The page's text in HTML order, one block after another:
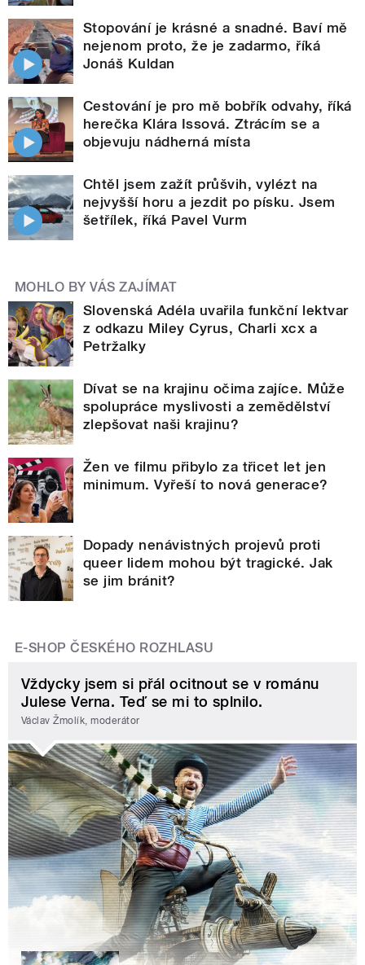
Stopování je krásné a snadné. Baví mě
nejenom proto, že je zadarmo, říká
Jonáš Kuldan
Cestování je pro mě bobřík odvahy, říká
herečka Klára Issová. Ztrácím se a
objevuju nádherná místa
Chtěl jsem zažít průšvih, vylézt na
nejvyšší horu a jezdit po písku. Jsem
šetřílek, říká Pavel Vurm
MOHLO BY VÁS ZAJÍMAT
Slovenská Adéla uvařila funkční lektvar
z odkazu Miley Cyrus, Charli xcx a
Petržalky
Dívat se na krajinu očima zajíce. Může
spolupráce myslivosti a zemědělství
zlepšovat naši krajinu?
Žen ve filmu přibylo za třicet let jen
minimum. Vyřeší to nová generace?
Dopady nenávistných projevů proti
queer lidem mohou být tragické. Jak
se jim bránit?
E-SHOP ČESKÉHO ROZHLASU
Vždycky jsem si přál ocitnout se v románu
Julese Verna. Teď se mi to splnilo.
Václav Žmolík, moderátor